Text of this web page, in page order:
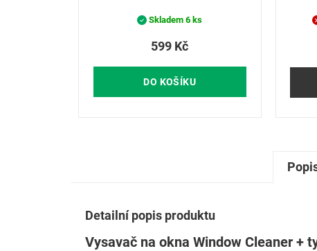
599 Kč
DO KOŠÍKU
Skladem6 ks
Detailní popis produktu
Vysavač na okna Window Cleaner +